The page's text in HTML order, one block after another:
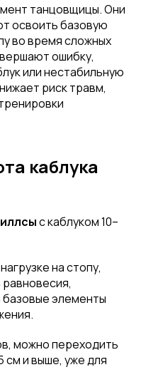
танцовщицы. Они
освоить базовую
во время сложных
ошибку,
или нестабильную
риск травм,
каблука
с каблуком 10–
на стопу,
элементы
можно переходить
см и выше, уже для